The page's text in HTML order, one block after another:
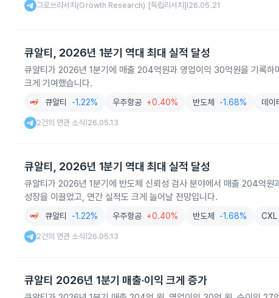
그로쓰리서치(Growth Research) [독립리서치] 26.05.21
큐알티, 2026년 1분기 역대 최대 실적 달성
큐알티가 2026년 1분기에 매출 204억원과 영업이익 30억원을 기록하
크게 기여했습니다.
큐알티 -1.22% 우주항공 +0.40% 반도체 -1.68% 데이
2건의 연관 소식 26.05.13
큐알티, 2026년 1분기 역대 최대 실적 달성
큐알티가 2026년 1분기에 반도체 신뢰성 검사 분야에서 매출 204억
성장을 이끌었고, 연간 실적도 크게 늘어날 전망입니다.
큐알티 -1.22% 우주항공 +0.40% 반도체 -1.68% CXL
2건의 연관 소식 26.05.13
큐알티 2026년 1분기 매출·이익 크게 증가